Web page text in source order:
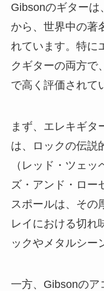
Gibsonのギター
から、世界中の著
れています。特に
クギターの両方で
で高く評価されて
まず、エレキギタ
は、ロックの伝説
（レッド・ツェ
ズ・アンド・ロー
スポールは、その
レイにおける切れ
ックやメタルシー
一方、Gibsonのア